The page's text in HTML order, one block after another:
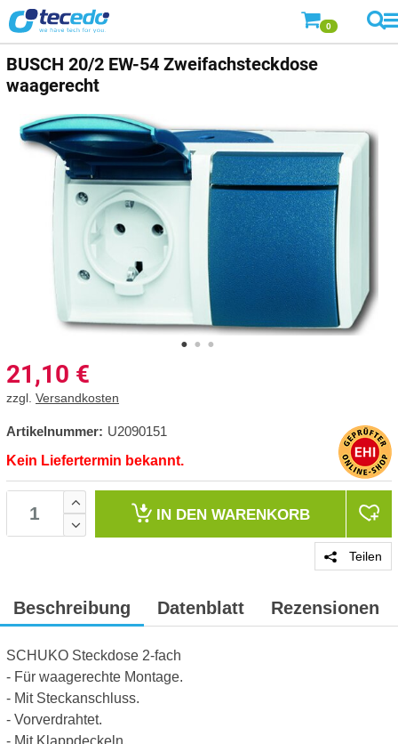
0
BUSCH 20/2 EW-54 Zweifachsteckdose
waagerecht
21,10 €
zzgl. Versandkosten
Artikelnummer: U2090151
Kein Liefertermin bekannt.
IN DEN WARENKORB
Teilen
Beschreibung Datenblatt Rezensionen
SCHUKO Steckdose 2-fach
- Für waagerechte Montage.
- Mit Steckanschluss.
- Vorverdrahtet.
- Mit Klappdeckeln.